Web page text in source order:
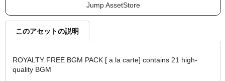
Jump AssetStore
このアセットの説明
ROYALTY FREE BGM PACK [ a la carte] contains 21 high-
quality BGM